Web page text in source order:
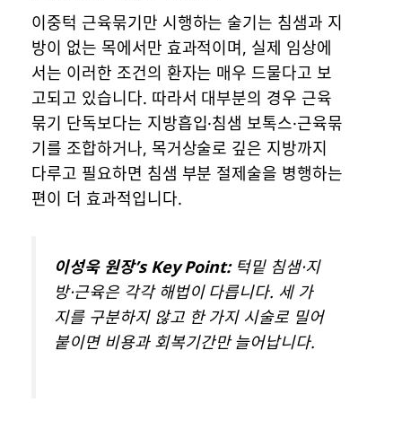
이중턱 근육묶기만 시행하는 술기는 침샘과 지
방이 없는 목에서만 효과적이며, 실제 임상에
서는 이러한 조건의 환자는 매우 드물다고 보
고되고 있습니다. 따라서 대부분의 경우 근육
묶기 단독보다는 지방흡입·침샘 보톡스·근육묶
기를 조합하거나, 목거상술로 깊은 지방까지
다루고 필요하면 침샘 부분 절제술을 병행하는
편이 더 효과적입니다.
이성욱 원장’s Key Point:턱밑 침샘·지
방·근육은 각각 해법이 다릅니다. 세 가
지를 구분하지 않고 한 가지 시술로 밀어
붙이면 비용과 회복기간만 늘어납니다.